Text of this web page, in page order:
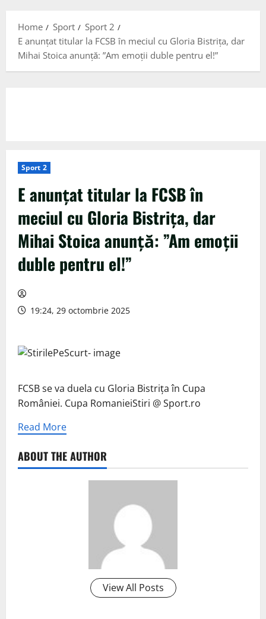
Home Sport
Sport 2
E anunțat titular la FCSB în meciul cu Gloria Bistrița, dar
Mihai Stoica anunță: ”Am emoții duble pentru el!”
Sport 2
E anunțat titular la FCSB în
meciul cu Gloria Bistrița, dar
Mihai Stoica anunță: ”Am emoții
duble pentru el!”
19:24, 29 octombrie 2025
FCSB se va duela cu Gloria Bistrița în Cupa
României. Cupa RomanieiStiri @ Sport.ro
Read More
ABOUT THE AUTHOR
View All Posts